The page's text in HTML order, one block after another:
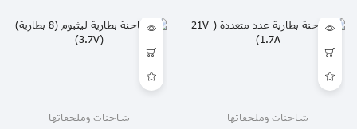
شاحنات وملحقاتها شاحنات وملحقاتها